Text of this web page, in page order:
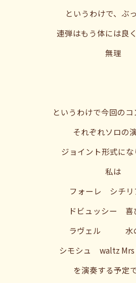
というわけで、ぶ
連弾はもう体には良
無理
というわけで今回の
それぞれソロの
ジョイント形式にな
私は
フォーレ シチリ
ドビュッシー 喜
ラヴェル 水
シモシュ waltz Mrs
を演奏する予定で